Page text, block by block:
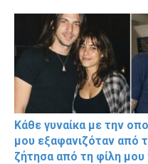
Κάθε γυναίκα με την
μου εξαφανιζόταν από
ζήτησα από τη φίλη μου